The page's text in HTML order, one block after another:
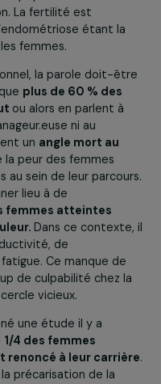
ainsi la douleur
se
ainsi que dans les
menstruels. Au fil du
périnéale se
C’est pour cela
l’endométriose le
peuvent se traduire
lombaires, dans les
ou urinaires et des
Plus de 80 % des
déclarent une
ce qui peut mener à un
La fertilité est
l’endométriose étant la
les femmes.
la parole doit-